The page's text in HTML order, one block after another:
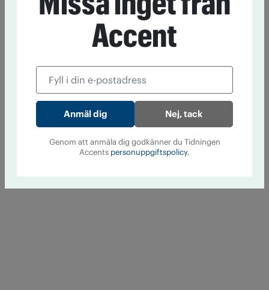
Accent
Nej, tack
Genom att anmäla dig godkänner du Tidningen
Accents personuppgiftspolicy.